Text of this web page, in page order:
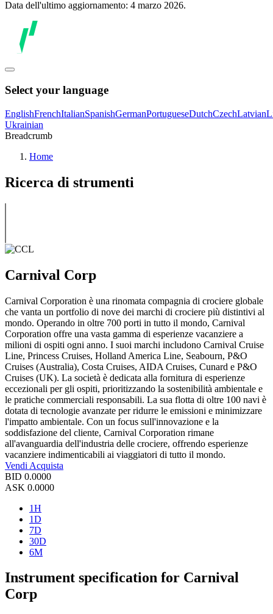
Data dell'ultimo aggiornamento: 4 marzo 2026.
Select your language
EnglishFrenchItalianSpanishGermanPortugueseDutchCzechLatvian
Ukrainian
Breadcrumb
Home
Ricerca di strumenti
Carnival Corp
Carnival Corporation è una rinomata compagnia di crociere globale
che vanta un portfolio di nove dei marchi di crociere più distintivi al
mondo. Operando in oltre 700 porti in tutto il mondo, Carnival
Corporation offre una vasta gamma di esperienze vacanziere a
milioni di ospiti ogni anno. I suoi marchi includono Carnival Cruise
Line, Princess Cruises, Holland America Line, Seabourn, P&O
Cruises (Australia), Costa Cruises, AIDA Cruises, Cunard e P&O
Cruises (UK). La società è dedicata alla fornitura di esperienze
eccezionali per gli ospiti, prioritizzando la sostenibilità ambientale e
le pratiche commerciali responsabili. La sua flotta di oltre 100 navi è
dotata di tecnologie avanzate per ridurre le emissioni e minimizzare
l'impatto ambientale. Con un focus sull'innovazione e la
soddisfazione del cliente, Carnival Corporation rimane
all'avanguardia dell'industria delle crociere, offrendo esperienze
vacanziere indimenticabili ai viaggiatori di tutto il mondo.
Vendi Acquista
BID 0.0000
ASK 0.0000
1H
1D
7D
30D
6M
Instrument specification for Carnival
Corp